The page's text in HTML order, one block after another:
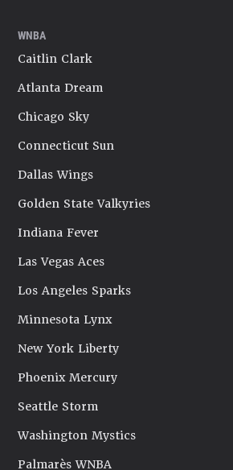
WNBA
Caitlin Clark
Atlanta Dream
Chicago Sky
Connecticut Sun
Dallas Wings
Golden State Valkyries
Indiana Fever
Las Vegas Aces
Los Angeles Sparks
Minnesota Lynx
New York Liberty
Phoenix Mercury
Seattle Storm
Washington Mystics
Palmarès WNBA